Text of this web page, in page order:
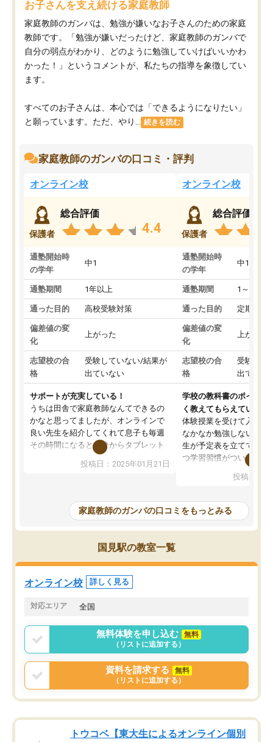
お子さんを支え続ける家庭教師
家庭教師のガンバは、勉強が嫌いなお子さんのための家庭
教師です。「勉強が嫌いだったけど、家庭教師のガンバで
自分の弱点がわかり、どのように勉強していけばいいかわ
かった！」というコメントが、私たちの指導を象徴してい
ます。
すべてのお子さんは、本心では「できるようになりたい」
と願っています。ただ、やり...
続きを読む
家庭教師のガンバの口コミ・評判
オンライン校
保護者
総合評価
4.4
通塾開始時
の学年
中1
通塾期間 1年以上
通った目的 高校受験対策
偏差値の変
化
上がった
志望校の合
格
受験していない/結果が
出ていない
サポートが充実している！
うちは田舎で家庭教師なんてできるの
かなと思ってましたが、オンラインで
良い先生を紹介してくれて息子も毎週
その時間になると自分からタブレット
を開いてzoomを繋げるようになりまし
た！5科目なんでもOKなのもとても気
めて1年ほどだった今では平均点以上の
科目が増えてきました！あと1年受験ま
であるので無料の週末教室を使用しな
がら頑張って欲しいと思います！
投稿日：2025年01月21日
オンライン校
保護者
総合評価
通塾開始時
の学年
中1
通塾期間 1～3ヵ月
通った目的 定期テス
偏差値の変
化
上がった
志望校の合
格
受験して
出ていな
学校の教科書のポイント
く教えてもらえている
体験授業を受けて入塾し
なかなか勉強しない息子
生が予定表を立ててくれ
つ学習習慣がついてきま
指導が無い日も予定表
問できるのでとても助か
投稿日：
家庭教師のガンバの口コミをもっとみる
国見駅の教室一覧
オンライン校 詳しく見る
対応エリア 全国
無料体験を申し込む
無料
（リストに追加する）
資料を請求する
無料
（リストに追加する）
トウコベ【東大生によるオンライン個別